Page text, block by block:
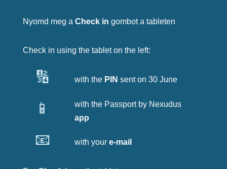
Nyomd meg a Check in gombot a tableten
Check in using the tablet on the left:
🔢 with the PIN sent on 30 June
📱
with the Passport by Nexudus
app
📧 with your e-mail